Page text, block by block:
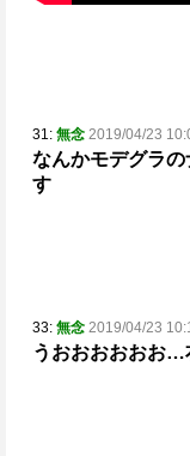
31: 無念 2019/04/23
なんかモデグラ
す
33: 無念 2019/04/23
うおおおおおお…